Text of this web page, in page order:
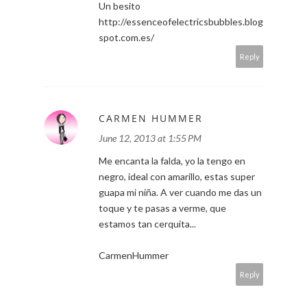
Un besito
http://essenceofelectricsbubbles.blog
spot.com.es/
Reply
CARMEN HUMMER
June 12, 2013 at 1:55 PM
Me encanta la falda, yo la tengo en
negro, ideal con amarillo, estas super
guapa mi niña. A ver cuando me das un
toque y te pasas a verme, que
estamos tan cerquita...
CarmenHummer
Reply